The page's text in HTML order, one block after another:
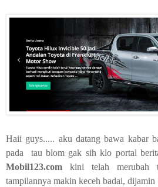
Haii guys..... aku datang bawa kabar
pada tau blom gak sih klo portal
Mobil123.com kini telah merubah
tampilannya makin keceh badai, dijamin